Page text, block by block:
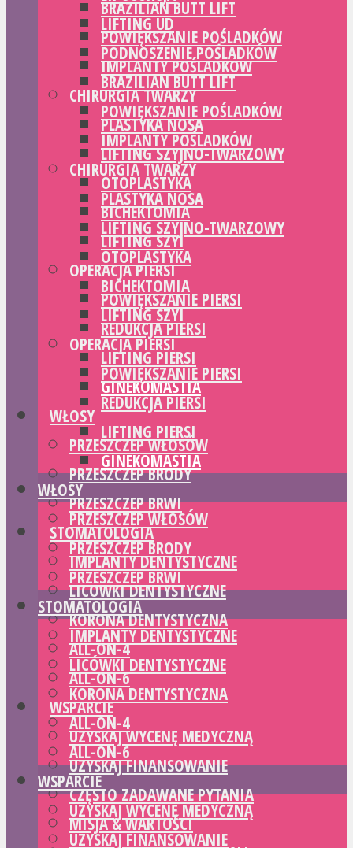
BRAZILIAN BUTT LIFT
POWIĘKSZANIE POŚLADKÓW
IMPLANTY POŚLADKÓW
CHIRURGIA TWARZY
PLASTYKA NOSA
LIFTING SZYJNO-TWARZOWY
OTOPLASTYKA
BICHEKTOMIA
LIFTING SZYI
OPERACJA PIERSI
POWIĘKSZANIE PIERSI
REDUKCJA PIERSI
LIFTING PIERSI
GINEKOMASTIA
WŁOSY
PRZESZCZEP WŁOSÓW
PRZESZCZEP BRODY
PRZESZCZEP BRWI
STOMATOLOGIA
IMPLANTY DENTYSTYCZNE
LICÓWKI DENTYSTYCZNE
KORONA DENTYSTYCZNA
ALL-ON-4
ALL-ON-6
WSPARCIE
UZYSKAJ WYCENĘ MEDYCZNĄ
UZYSKAJ FINANSOWANIE
CZĘSTO ZADAWANE PYTANIA
MISJA & WARTOŚCI
LIFTING UD
PODNOSZENIE POŚLADKÓW
BRAZILIAN BUTT LIFT
POWIĘKSZANIE POŚLADKÓW
IMPLANTY POŚLADKÓW
CHIRURGIA TWARZY
PLASTYKA NOSA
LIFTING SZYJNO-TWARZOWY
OTOPLASTYKA
BICHEKTOMIA
LIFTING SZYI
OPERACJA PIERSI
POWIĘKSZANIE PIERSI
REDUKCJA PIERSI
LIFTING PIERSI
GINEKOMASTIA
WŁOSY
PRZESZCZEP WŁOSÓW
PRZESZCZEP BRODY
PRZESZCZEP BRWI
STOMATOLOGIA
IMPLANTY DENTYSTYCZNE
LICÓWKI DENTYSTYCZNE
KORONA DENTYSTYCZNA
ALL-ON-4
ALL-ON-6
WSPARCIE
UZYSKAJ WYCENĘ MEDYCZNĄ
UZYSKAJ FINANSOWANIE